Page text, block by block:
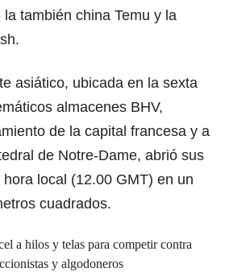
también china Temu y la
asiático, ubicada en la sexta
almacenes BHV,
de la capital francesa y a
de Notre-Dame, abrió sus
local (12.00 GMT) en un
cuadrados.
a hilos y telas para competir contra
y algodoneros